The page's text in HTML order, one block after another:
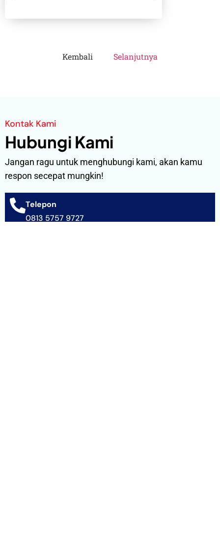
Kembali Selanjutnya
Kontak Kami
Hubungi Kami
Jangan ragu untuk menghubungi kami, akan kamu
respon secepat mungkin!
Telepon
0813 5757 9727